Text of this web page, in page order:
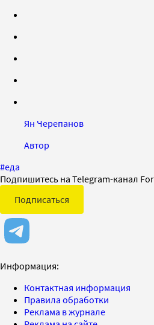
Ян Черепанов
Автор
#еда
Подпишитесь на Telegram-канал
Подписаться
Информация:
Контактная информация
Правила обработки
Реклама в журнале